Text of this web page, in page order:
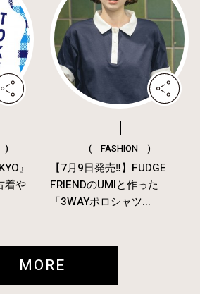
)
』
着や
( FASHION )
【7月9日発売‼︎】FUDGE
FRIENDのUMIと作った
「3WAYポロシャツ...
MORE